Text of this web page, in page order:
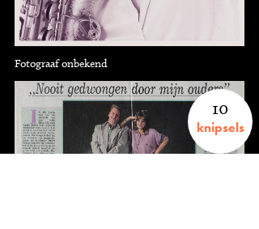
Fotograaf onbekend
10
knipsels